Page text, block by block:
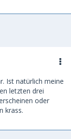
Ist natürlich meine
letzten drei
oder
krass.